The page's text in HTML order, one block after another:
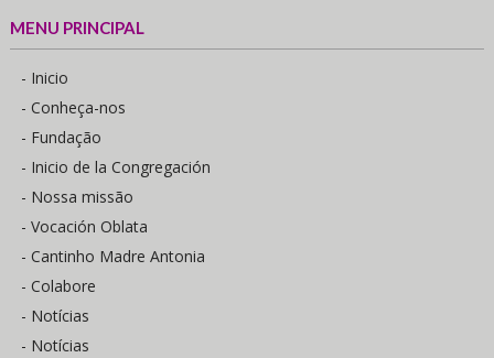
MENU PRINCIPAL
- Inicio
- Conheça-nos
- Fundação
- Inicio de la Congregación
- Nossa missão
- Vocación Oblata
- Cantinho Madre Antonia
- Colabore
- Notícias
- Notícias